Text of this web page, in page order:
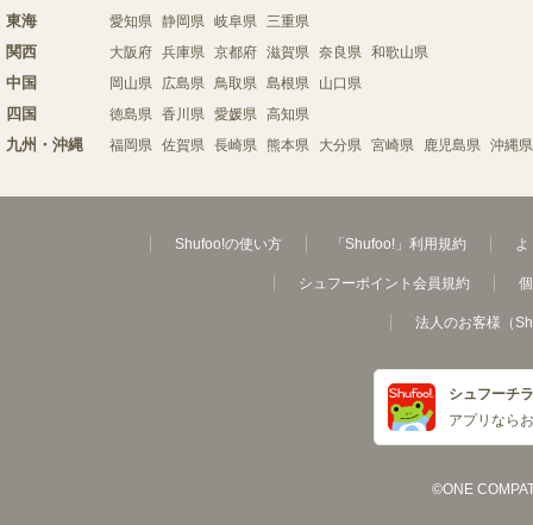
東海 愛知県 静岡県 岐阜県 三重県
関西 大阪府 兵庫県 京都府 滋賀県 奈良県 和歌山県
中国 岡山県 広島県 鳥取県 島根県 山口県
四国 徳島県 香川県 愛媛県 高知県
九州・沖縄 福岡県 佐賀県 長崎県 熊本県 大分県 宮崎県 鹿児島県 沖縄県
Shufoo!の使い方 「Shufoo!」利用規約 よ
シュフーポイント会員規約
法人のお客様（
シュフーチ
アプリなら
©ONE